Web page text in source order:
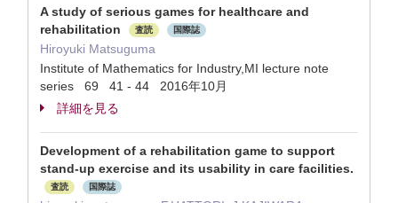
A study of serious games for healthcare and
rehabilitation
査読 国際誌
Hiroyuki Matsuguma
Institute of Mathematics for Industry,MI lecture note
series 69 41 - 44 2016年10月
詳細を見る
Development of a rehabilitation game to support
stand-up exercise and its usability in care facilities.
査読 国際誌